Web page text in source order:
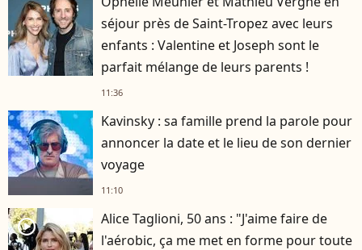
séjour près de Saint-Tropez avec leurs
enfants : Valentine et Joseph sont le
parfait mélange de leurs parents !
11:36
Kavinsky : sa famille prend la parole pour
annoncer la date et le lieu de son dernier
voyage
11:10
player2
Alice Taglioni, 50 ans : "J'aime faire de
l'aérobic, ça me met en forme pour toute